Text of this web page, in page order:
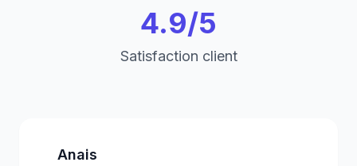
4.9/5
Satisfaction client
Anais